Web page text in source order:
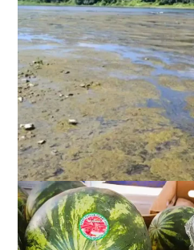
Криза на Дністрі: Україна
спільне рішення через
03-08-2026 в 12:29